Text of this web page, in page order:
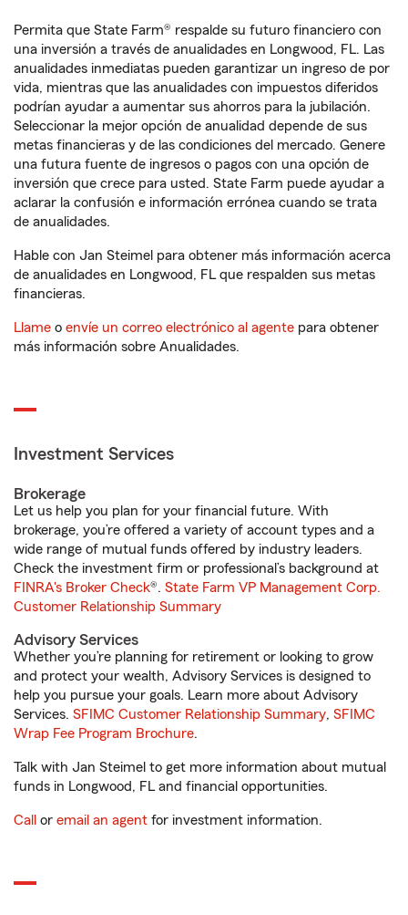
Permita que State Farm® respalde su futuro financiero con
una inversión a través de anualidades en Longwood, FL. Las
anualidades inmediatas pueden garantizar un ingreso de por
vida, mientras que las anualidades con impuestos diferidos
podrían ayudar a aumentar sus ahorros para la jubilación.
Seleccionar la mejor opción de anualidad depende de sus
metas financieras y de las condiciones del mercado. Genere
una futura fuente de ingresos o pagos con una opción de
inversión que crece para usted. State Farm puede ayudar a
aclarar la confusión e información errónea cuando se trata
de anualidades.
Hable con Jan Steimel para obtener más información acerca
de anualidades en Longwood, FL que respalden sus metas
financieras.
Llame o envíe un correo electrónico al agente para obtener
más información sobre Anualidades.
Investment Services
Brokerage
Let us help you plan for your financial future. With
brokerage, you’re offered a variety of account types and a
wide range of mutual funds offered by industry leaders.
Check the investment firm or professional’s background at
FINRA's Broker Check®. State Farm VP Management Corp.
Customer Relationship Summary
Advisory Services
Whether you’re planning for retirement or looking to grow
and protect your wealth, Advisory Services is designed to
help you pursue your goals. Learn more about Advisory
Services. SFIMC Customer Relationship Summary, SFIMC
Wrap Fee Program Brochure.
Talk with Jan Steimel to get more information about mutual
funds in Longwood, FL and financial opportunities.
Call or email an agent for investment information.